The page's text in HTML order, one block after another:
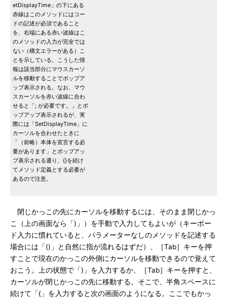
etDisplayTime」の下にある
赤線はこのメソッドにはコー
ドの記述が必須であること
を、右端にある赤い波線はこ
のメソッドの入力が完全では
ない（構文エラーがある）こ
とを示している。こうした情
報は該当部分にマウスカーソ
ルを移動することでポップア
ップ表示される。なお、マウ
スカーソルを赤い波線に合わ
せると「; が必要です。」とポ
ップアップ表示されるが、実
際には「SetDisplayTime」に
カーソルを合わせたときに
「（前略）本体を宣言する必
要があります」とポップアッ
プ表示される通り、{}を続け
てメソッド定義とする必要が
あるので注意。
閉じかっこの先にカーソルを移動するには、そのまま閉じかっ
こ（上の画面なら「)」）を手動で入力してもよいが（キーボー
ド入力に慣れていると、パラメーターなしのメソッドを記述する
場合には「()」と自然に指が流れるはずだ）、［Tab］キーを押
すことで現在のかっこの外側にカーソルを移動できるので覚えて
おこう。上の状態で「)」を入力するか、［Tab］キーを押すと、
カーソルが閉じかっこの先に移動する。そこで、半角スペースに
続けて「{」を入力すると次の画面のようになる。ここでもかっ